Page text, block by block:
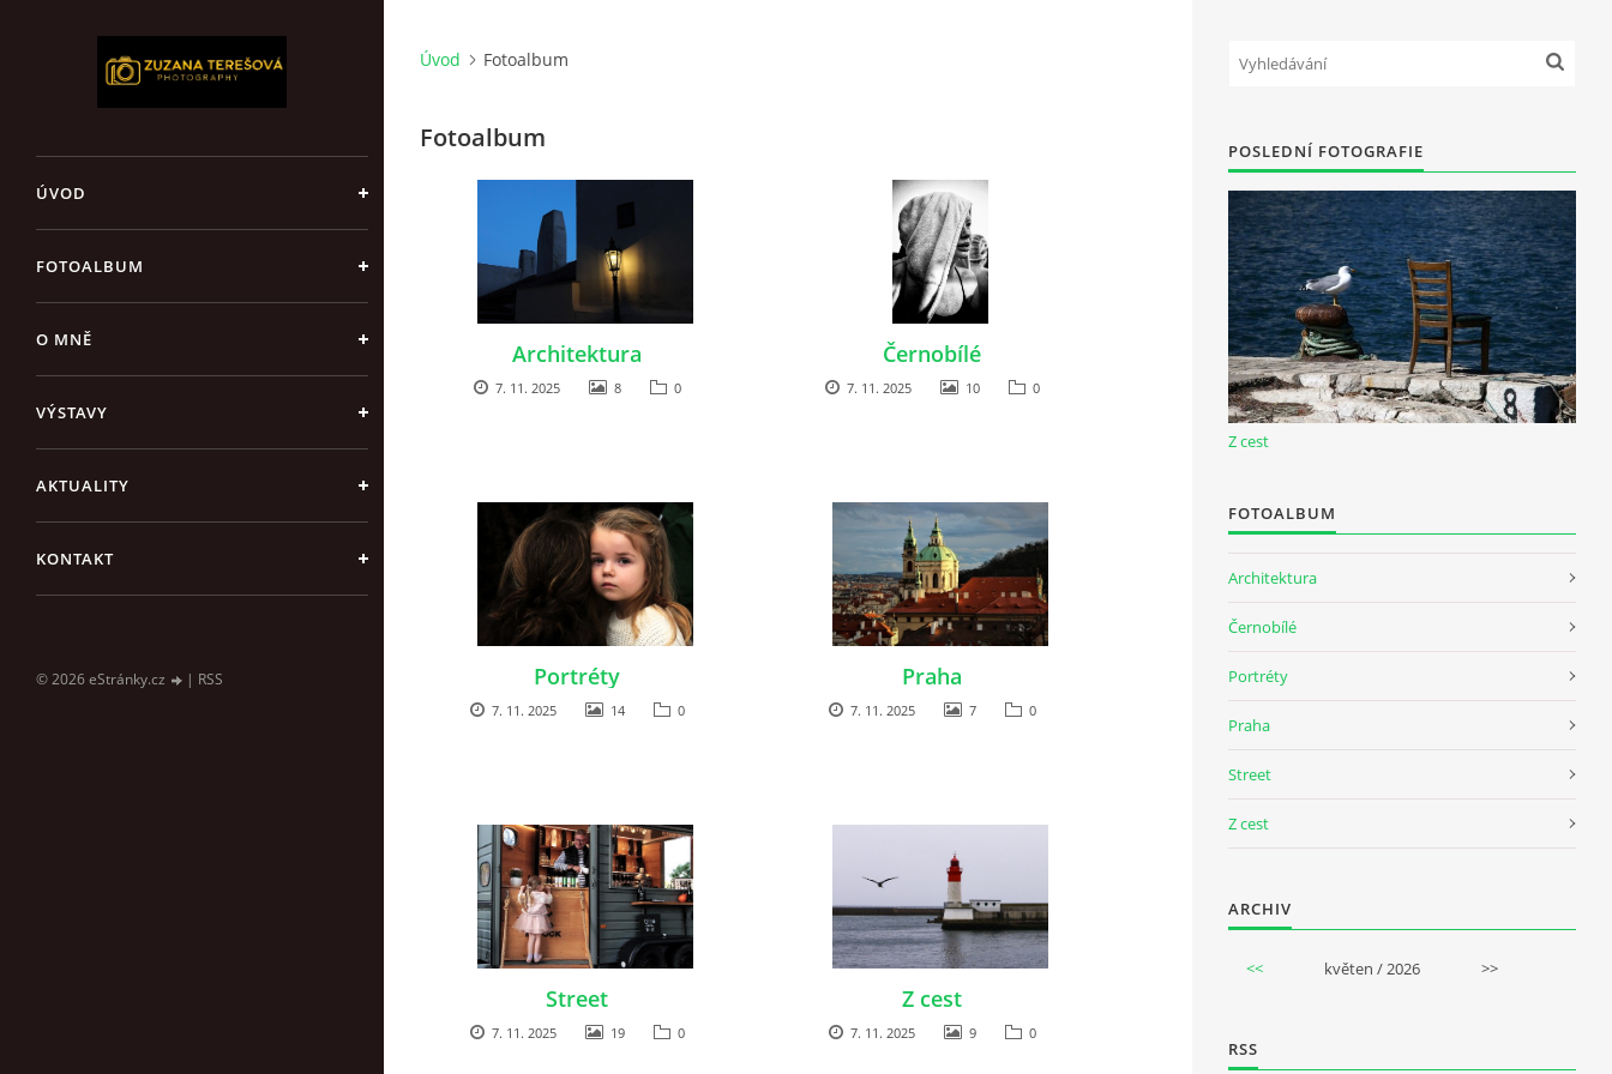
ÚVOD
FOTOALBUM
O MNĚ
VÝSTAVY
AKTUALITY
KONTAKT
© 2026 eStránky.cz | RSS
Úvod Fotoalbum
Fotoalbum
Architektura
7. 11. 2025 8 0
Černobílé
7. 11. 2025 10 0
Portréty
7. 11. 2025 14 0
Praha
7. 11. 2025 7 0
Street
7. 11. 2025 19 0
Z cest
7. 11. 2025 9 0
POSLEDNÍ FOTOGRAFIE
Z cest
FOTOALBUM
Architektura
Černobílé
Portréty
Praha
Street
Z cest
ARCHIV
<< květen / 2026 >>
RSS